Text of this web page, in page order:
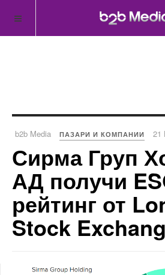
b2b Media ПАЗАРИ И КОМПАНИИ 21
Сирма Груп
АД получи
рейтинг от
Stock